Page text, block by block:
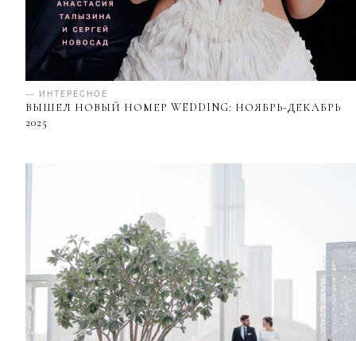
— ИНТЕРЕСНОЕ
ВЫШЕЛ НОВЫЙ НОМЕР WEDDING: НОЯБРЬ-ДЕКАБРЬ
2025